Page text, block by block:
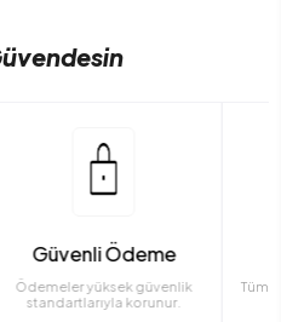
Güvenli Ödeme
Ödemeler yüksek güvenlik
standartlarıyla korunur.
Tüm